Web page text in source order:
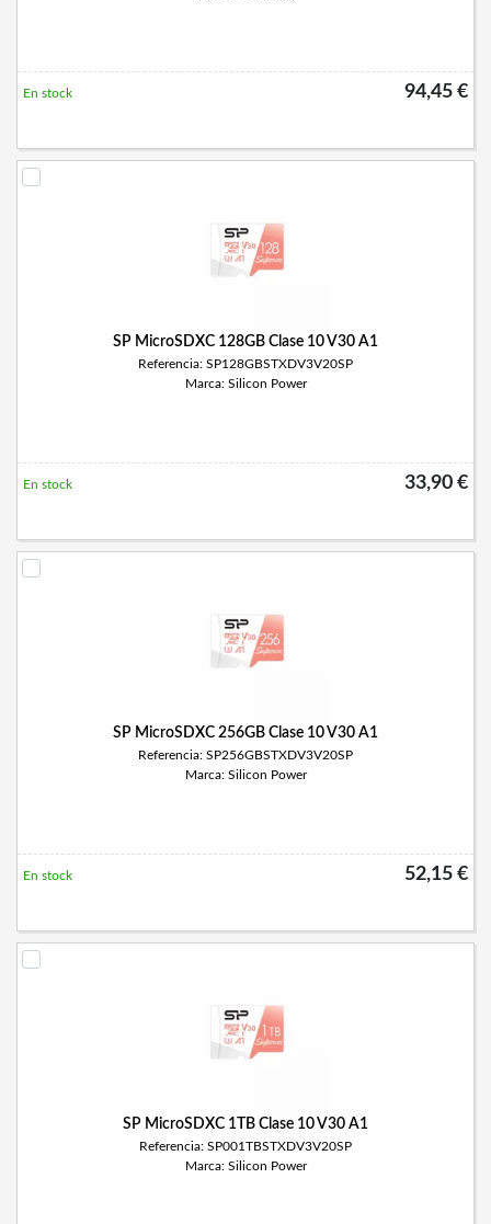
94,45 €
En stock
SP MicroSDXC 128GB Clase 10 V30 A1
Referencia: SP128GBSTXDV3V20SP
Marca: Silicon Power
33,90 €
En stock
SP MicroSDXC 256GB Clase 10 V30 A1
Referencia: SP256GBSTXDV3V20SP
Marca: Silicon Power
52,15 €
En stock
SP MicroSDXC 1TB Clase 10 V30 A1
Referencia: SP001TBSTXDV3V20SP
Marca: Silicon Power